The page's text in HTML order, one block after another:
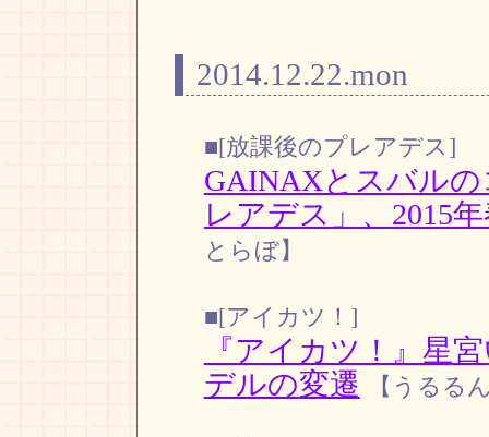
2014.12.22.mon
■[放課後のプレアデス]
GAINAXとスバル
レアデス」、2015
とらぼ】
■[アイカツ！]
『アイカツ！』星
デルの変遷
【うるる